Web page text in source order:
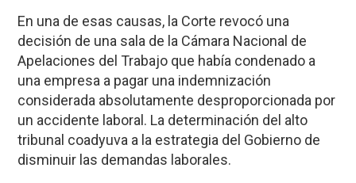
En una de esas causas, la Corte revocó una
decisión de una sala de la Cámara Nacional de
Apelaciones del Trabajo que había condenado a
una empresa a pagar una indemnización
considerada absolutamente desproporcionada por
un accidente laboral. La determinación del alto
tribunal coadyuva a la estrategia del Gobierno de
disminuir las demandas laborales.